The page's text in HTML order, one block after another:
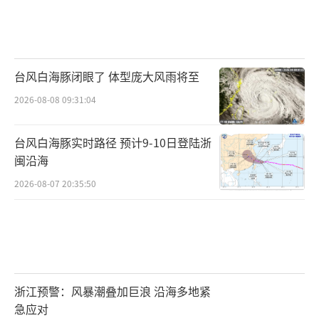
台风白海豚闭眼了 体型庞大风雨将至
2026-08-08 09:31:04
台风白海豚实时路径 预计9-10日登陆浙
闽沿海
2026-08-07 20:35:50
浙江预警：风暴潮叠加巨浪 沿海多地紧
急应对